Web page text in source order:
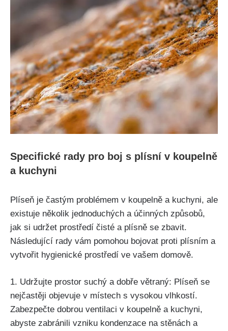
Specifické rady pro boj s plísní v⁤ koupelně
a kuchyni
Plíseň⁢ je častým ⁣problémem v koupelně a kuchyni, ale
existuje několik jednoduchých a účinných způsobů,
jak si udržet prostředí čisté a plísně se zbavit.⁤
Následující rady vám pomohou‌ bojovat proti plísním a
vytvořit hygienické prostředí ve vašem domově.
1. Udržujte prostor⁢ suchý a dobře větraný: Plíseň se
nejčastěji​ objevuje v⁢ místech ‌s vysokou vlhkostí.
Zabezpečte dobrou ventilaci v koupelně ​a kuchyni,
abyste zabránili vzniku​ kondenzace na stěnách a